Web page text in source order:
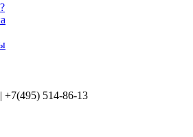
| +7(495) 514-86-13